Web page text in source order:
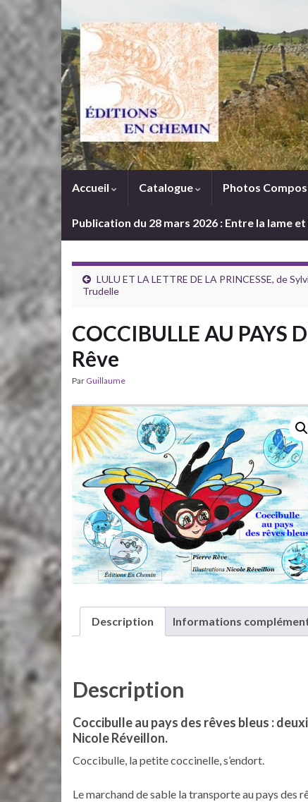
Accueil Catalogue Photos
Publication du 28 mars 2026 : Entre la lame
LULU ET LA LETTRE DE LA PRINCESSE, de
Trudelle
COCCIBULLE AU PAYS
Rêve
Par Guillaume
Description Informations
Description
Coccibulle au pays des rêves bleus :
Nicole Réveillon.
Coccibulle, la petite coccinelle, s’endort.
Le marchand de sable la transporte au pays des